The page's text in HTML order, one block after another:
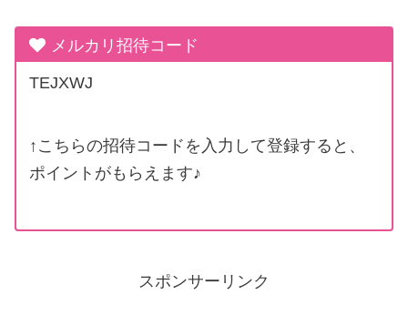
メルカリ招待コード
TEJXWJ
↑こちらの招待コードを入力して登録すると、
ポイントがもらえます♪
スポンサーリンク